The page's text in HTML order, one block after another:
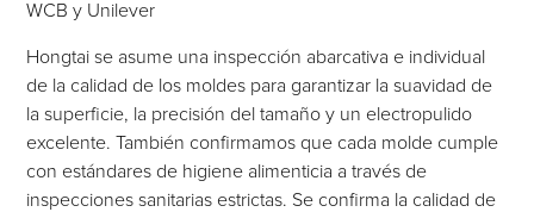
WCB y Unilever
Hongtai se asume una inspección abarcativa e individual
de la calidad de los moldes para garantizar la suavidad de
la superficie, la precisión del tamaño y un electropulido
excelente. También confirmamos que cada molde cumple
con estándares de higiene alimenticia a través de
inspecciones sanitarias estrictas. Se confirma la calidad de